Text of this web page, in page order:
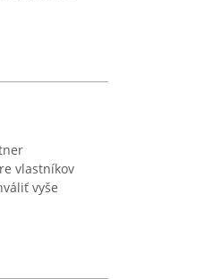
vlastníkov
vyše